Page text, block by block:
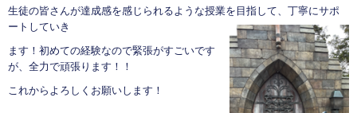
生徒の皆さんが達成感を感じられるような授業を目指して、丁寧にサポ
ートしていき
ます！初めての経験なので緊張がすごいです
が、全力で頑張ります！！
これからよろしくお願いします！